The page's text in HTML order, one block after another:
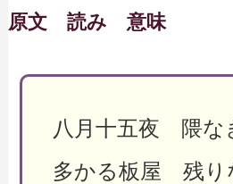
原文 読み 意味
八月十五夜 隈
多かる板屋 残り